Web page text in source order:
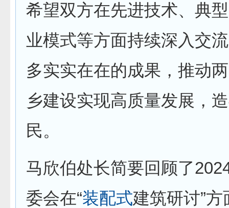
希望双方在先进技术、典
业模式等方面持续深入交
多实实在在的成果，推动
乡建设实现高质量发展，
民。
马欣伯处长简要回顾了
委会在“装配式建筑研讨”